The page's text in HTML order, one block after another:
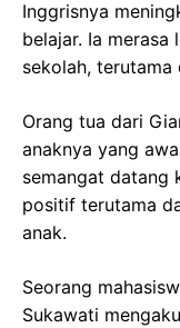
Inggrisnya
belajar. Ia merasa
sekolah,
Orang tua dari
anaknya yang
semangat datang
positif terutama
anak.
Seorang
Sukawati